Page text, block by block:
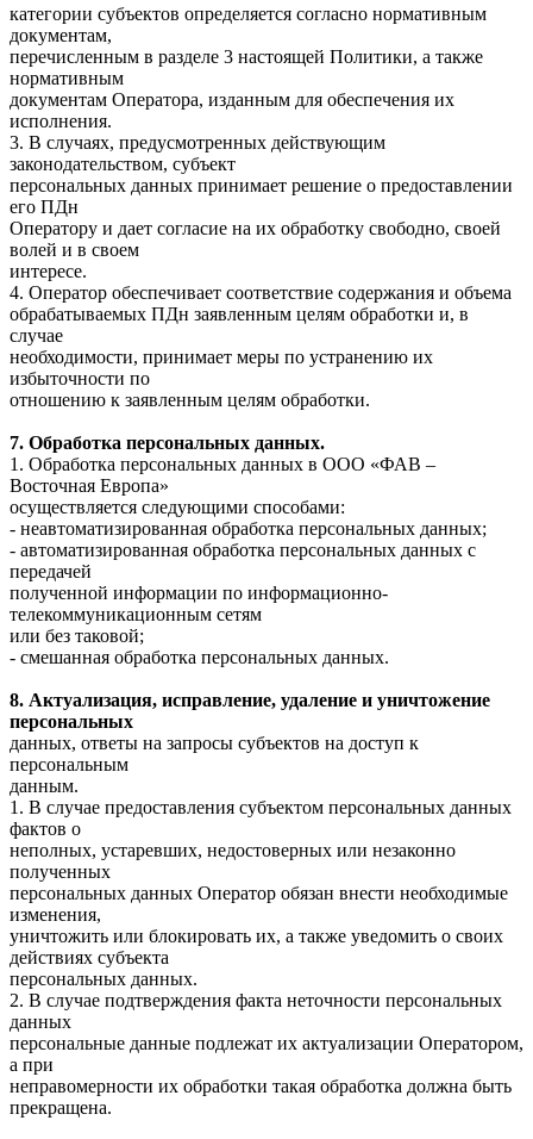
категории субъектов определяется согласно нормативным
документам,
перечисленным в разделе 3 настоящей Политики, а также
нормативным
документам Оператора, изданным для обеспечения их
исполнения.
3. В случаях, предусмотренных действующим
законодательством, субъект
персональных данных принимает решение о предоставлении
его ПДн
Оператору и дает согласие на их обработку свободно, своей
волей и в своем
интересе.
4. Оператор обеспечивает соответствие содержания и объема
обрабатываемых ПДн заявленным целям обработки и, в
случае
необходимости, принимает меры по устранению их
избыточности по
отношению к заявленным целям обработки.
7. Обработка персональных данных.
1. Обработка персональных данных в ООО «ФАВ –
Восточная Европа»
осуществляется следующими способами:
- неавтоматизированная обработка персональных данных;
- автоматизированная обработка персональных данных с
передачей
полученной информации по информационно-
телекоммуникационным сетям
или без таковой;
- смешанная обработка персональных данных.
8. Актуализация, исправление, удаление и уничтожение
персональных
данных, ответы на запросы субъектов на доступ к
персональным
данным.
1. В случае предоставления субъектом персональных данных
фактов о
неполных, устаревших, недостоверных или незаконно
полученных
персональных данных Оператор обязан внести необходимые
изменения,
уничтожить или блокировать их, а также уведомить о своих
действиях субъекта
персональных данных.
2. В случае подтверждения факта неточности персональных
данных
персональные данные подлежат их актуализации Оператором,
а при
неправомерности их обработки такая обработка должна быть
прекращена.